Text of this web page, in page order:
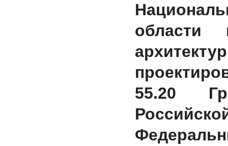
области
55.20